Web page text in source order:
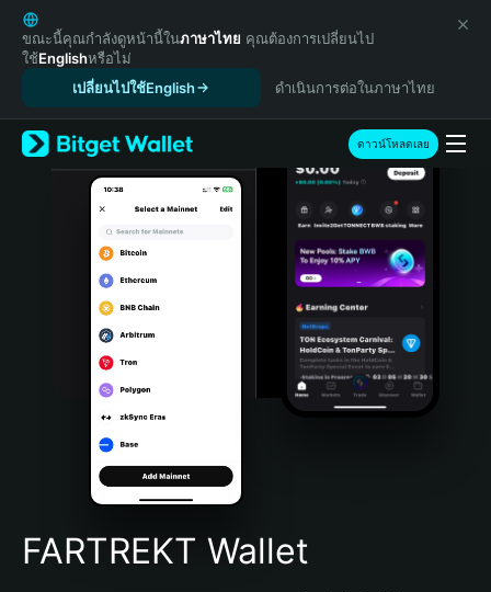
English
日本語
Tiếng Việt
Español (Latinoamérica)
Türkçe
Italiano
Português (Portugal)
Bahasa Indonesia
Português (Brasil)
Español (Argentina)
ขณะนี้คุณกำลังดูหน้านี้ในภาษาไทย คุณต้องการเปลี่ยนไป
ใช้Englishหรือไม่
เปลี่ยนไปใช้English
ดำเนินการต่อในภาษาไทย
ดาวน์โหลดเลย
FARTREKT Wallet